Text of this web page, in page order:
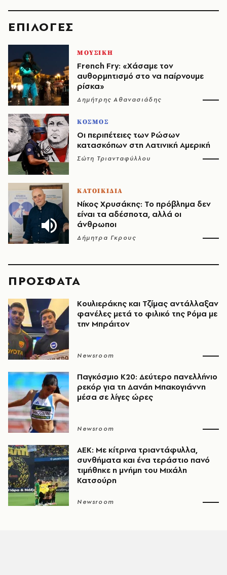
EΠΙΛΟΓΈΣ
ΜΟΥΣΙΚΗ
French Fry: «Χάσαμε τον
αυθορμητισμό στο να παίρνουμε
ρίσκα»
Δημήτρης Αθανασιάδης
ΚΟΣΜΟΣ
Οι περιπέτειες των Ρώσων
κατασκόπων στη Λατινική Αμερική
Σώτη Τριανταφύλλου
ΚΑΤΟΙΚΙΔΙΑ
Νίκος Χρυσάκης: Το πρόβλημα δεν
είναι τα αδέσποτα, αλλά οι
άνθρωποι
Δήμητρα Γκρους
ΠΡΟΣΦΑΤΑ
Κουλιεράκης και Τζίμας αντάλλαξαν
φανέλες μετά το φιλικό της Ρόμα με
την Μπράιτον
Newsroom
Παγκόσμιο Κ20: Δεύτερο πανελλήνιο
ρεκόρ για τη Δανάη Μπακογιάννη
μέσα σε λίγες ώρες
Newsroom
ΑΕΚ: Με κίτρινα τριαντάφυλλα,
συνθήματα και ένα τεράστιο πανό
τιμήθηκε η μνήμη του Μιχάλη
Κατσούρη
Newsroom